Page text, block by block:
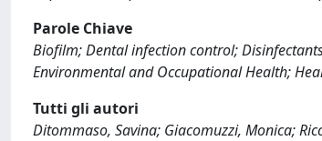
Parole Chiave
Biofilm; Dental infection control;
Environmental and Occupational Health;
Tutti gli autori
Ditommaso, Savina; Giacomuzzi, Monica;